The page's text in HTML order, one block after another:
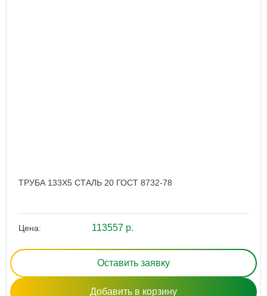
ТРУБА 133Х5 СТАЛЬ 20 ГОСТ 8732-78
Цена: 113557 р.
Оставить заявку
Добавить в корзину